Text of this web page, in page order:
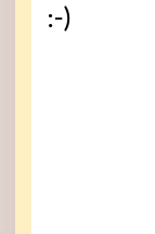
:-)